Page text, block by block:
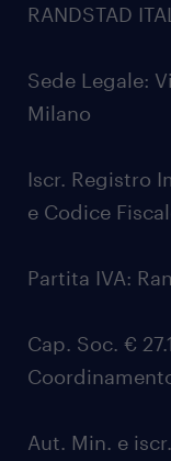
RANDSTAD
Sede Legale:
Milano
Iscr. Registro
e Codice
Partita IVA:
Cap. Soc. €
Aut. Min. e